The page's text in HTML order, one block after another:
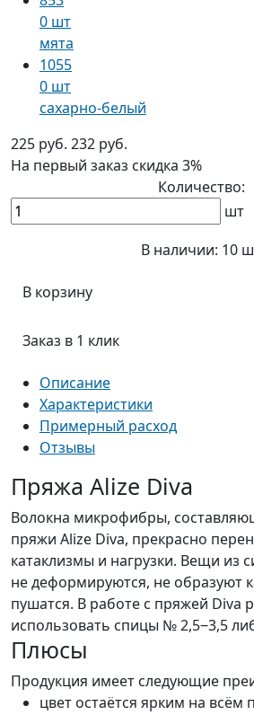
0 шт
мята
1055
0 шт
сахарно-белый
225 руб. 232 руб.
На первый заказ скидка 3%
Количество:
шт
В наличии: 10
В корзину
Заказ в 1 клик
Описание
Характеристики
Примерный расход
Отзывы
Пряжа Alize Diva
Волокна микрофибры,
пряжи Alize Diva, прекрасно
катаклизмы и нагрузки. Вещи из
не деформируются, не образуют
пушатся. В работе с пряжей Diva
использовать спицы № 2,5‒3,5
Плюсы
Продукция имеет следующие
цвет остаётся ярким на всём